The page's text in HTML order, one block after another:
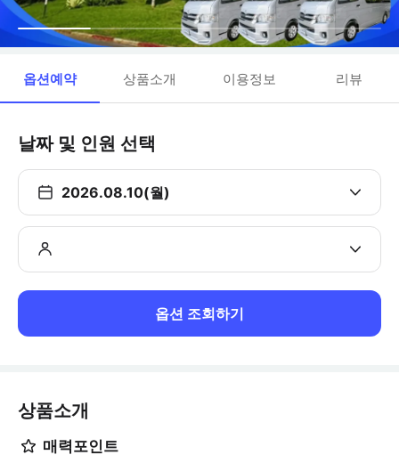
옵션예약 상품소개 이용정보 리뷰
날짜 및 인원 선택
2026.08.10(월)
옵션 조회하기
상품소개
매력포인트